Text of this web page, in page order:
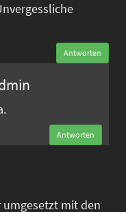
Antworten
Antworten
umgesetzt mit den